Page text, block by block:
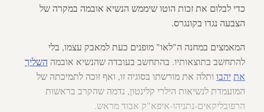
כדי לבלום את זכות הוטו שיממש הנשיא אובמה במקרה של
הצבעה נגדו בקונגרס.
המאמצים במחנה ה"לאו" מופנים כעת למאבק עצמו, בלי
להתחשב בתוצאותיו. בהתחשב בעובדה שהנשיא אובמה השליך
את יהבו ותלה את מורשתו בסוגיה זו, ואף זוכה לתמיכתה של
המועמדת לנשיאות הילרי קלינטון, נדמה שהקרב בראשות
הרפובליקאים-נתניהו-איפא"ק אבוד מראש.